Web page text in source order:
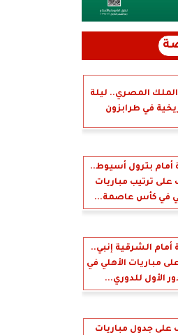
المصري.. ليلة
في طرابزون
أمام بترول أسيوط..
على ترتيب مباريات
في كأس عاصمة...
أمام الشرقية إنبي..
مباريات الأهلي في
الأول للدوري...
على جدول مباريات